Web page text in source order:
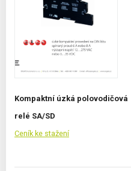
Kompaktní úzká polovodičová
relé SA/SD
Ceník ke stažení